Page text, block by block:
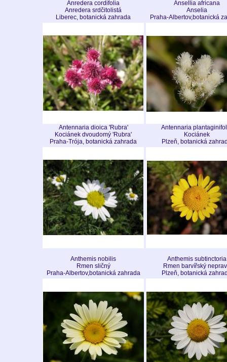
Anredera cordifolia
Anredera srdčitolistá
Liberec, botanická zahrada
Ansellia africana
Anselia
Praha-Albertov,botanická
Antennaria dioica 'Rubra'
Kociánek dvoudomý 'Rubra'
Praha-Trója, botanická zahrada
Antennaria
Kociánek
Plzeň, botanická
Anthemis nobilis
Rmen sličný
Praha-Albertov,botanická zahrada
Anthemis subtinctoria
Rmen barvířský
Plzeň, botanická